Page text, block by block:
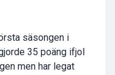
säsongen i
35 poäng ifjol
men har legat